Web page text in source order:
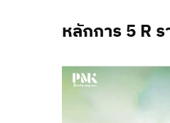
หลักการ 5 R